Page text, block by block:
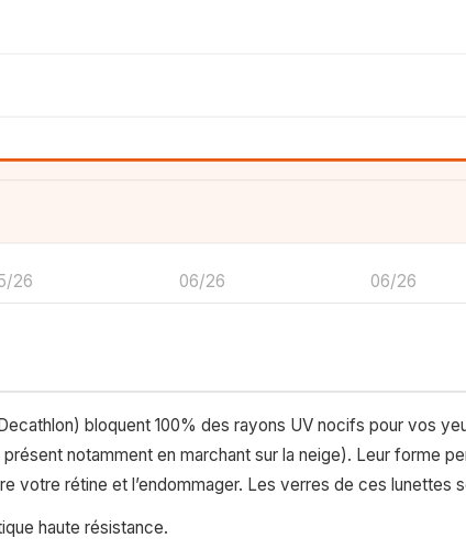
26 06/26 06/26
bloquent 100% des rayons UV nocifs pour vos
notamment en marchant sur la neige). Leur forme
votre rétine et l’endommager. Les verres de ces lunettes
haute résistance.